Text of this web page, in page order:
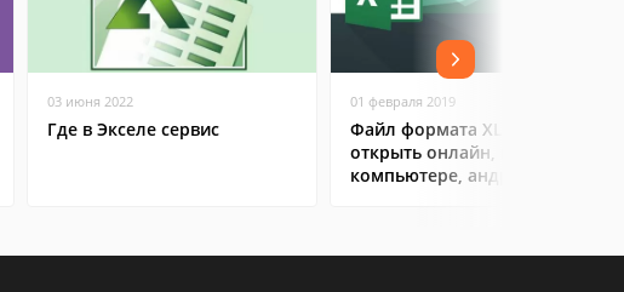
03 июня 2022
Где в Экселе сервис
01 февраля 2019
Файл формата XLS: чем
открыть онлайн, на
компьютере, андроиде